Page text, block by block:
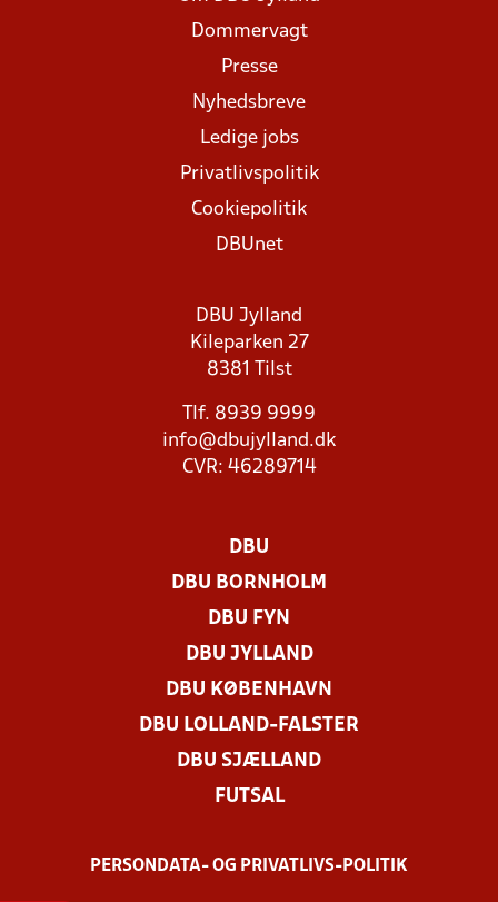
Dommervagt
Presse
Nyhedsbreve
Ledige jobs
Privatlivspolitik
Cookiepolitik
DBUnet
DBU Jylland
Kileparken 27
8381 Tilst
Tlf. 8939 9999
info@dbujylland.dk
CVR: 46289714
DBU
DBU BORNHOLM
DBU FYN
DBU JYLLAND
DBU KØBENHAVN
DBU LOLLAND-FALSTER
DBU SJÆLLAND
FUTSAL
PERSONDATA- OG PRIVATLIVS-POLITIK